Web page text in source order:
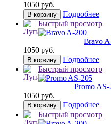
1050 руб.
В корзину
Подробнее
Быстрый просмотр
Bravo
1050 руб.
В корзину
Подробнее
Быстрый просмотр
Promo AS-
1050 руб.
В корзину
Подробнее
Быстрый просмотр